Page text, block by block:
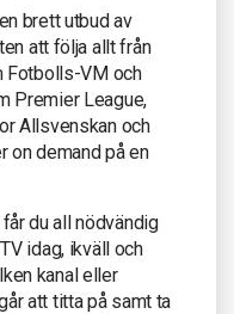
brett utbud av
att följa allt från
Fotbolls-VM och
Premier League,
Allsvenskan och
on demand på en
du all nödvändig
idag, ikväll och
kanal eller
att titta på samt ta